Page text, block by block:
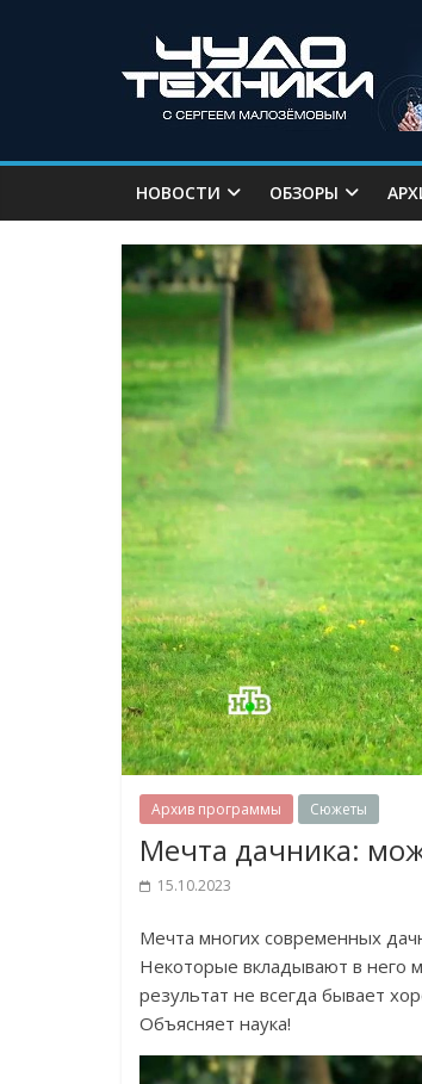
НОВОСТИ ОБЗОРЫ
Архив программы Сюжеты
Мечта дачника:
15.10.2023
Мечта многих современных
Некоторые вкладывают в него
результат не всегда бывает
Объясняет наука!